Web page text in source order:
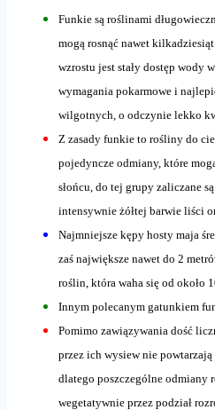
Funkie są roślinami
mogą rosnąć nawet
wzrostu jest stały dostęp wody
wymagania pokarmowe i
wilgotnych, o odczynie lekko
Z zasady funkie to rośliny do
pojedyncze odmiany, które
słońcu, do tej grupy zaliczane
intensywnie żółtej barwie liści
Najmniejsze kępy hosty maja
zaś największe nawet do 2
roślin, która waha się od około
Innym polecanym gatunkiem
Pomimo zawiązywania dość
przez ich wysiew nie powtarzają
dlatego poszczególne odmiany
wegetatywnie przez podział